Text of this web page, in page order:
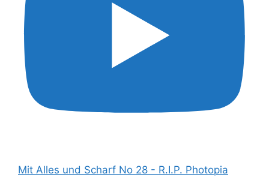
Mit Alles und Scharf No 28 - R.I.P. Photopia